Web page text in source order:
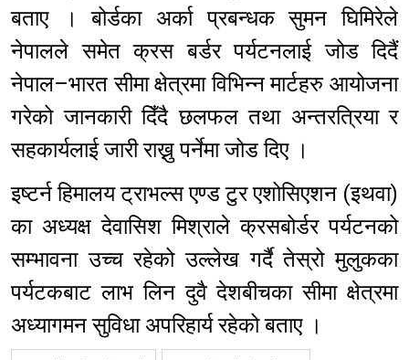
बताए । बोर्डका अर्का प्रबन्धक सुमन घिमिरेले
नेपालले समेत क्रस बर्डर पर्यटनलाई जोड दिदैं
नेपाल–भारत सीमा क्षेत्रमा विभिन्न मार्टहरु आयोजना
गरेको जानकारी दिँदै छलफल तथा अन्तरत्रिया र
सहकार्यलाई जारी राख्नु पर्नेमा जोड दिए ।
इष्टर्न हिमालय ट्राभल्स एण्ड टुर एशोसिएशन (इथवा)
का अध्यक्ष देवासिश मिश्राले क्रसबोर्डर पर्यटनको
सम्भावना उच्च रहेको उल्लेख गर्दै तेस्रो मुलुकका
पर्यटकबाट लाभ लिन दुवै देशबीचका सीमा क्षेत्रमा
अध्यागमन सुविधा अपरिहार्य रहेको बताए ।